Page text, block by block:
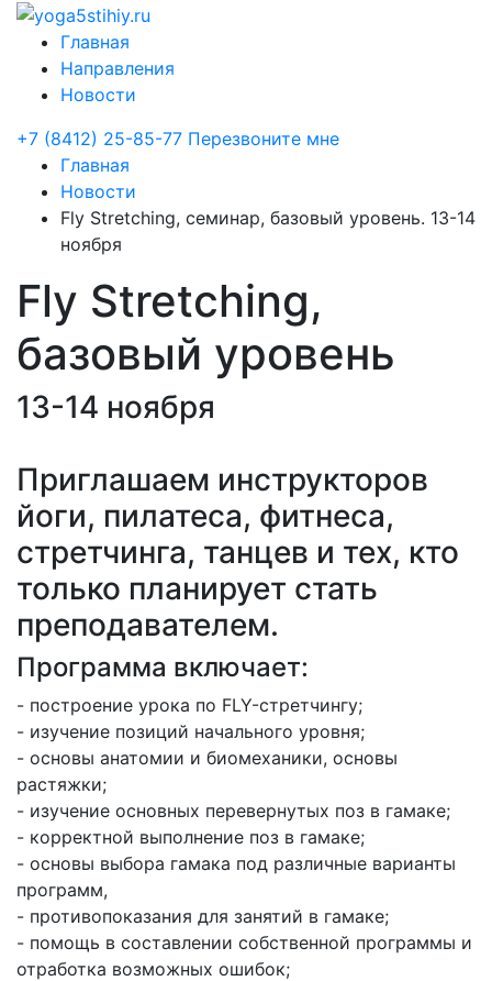
Главная
Направления
Новости
+7 (8412) 25-85-77 Перезвоните мне
Главная
Новости
Fly Stretching, семинар, базовый уровень. 13-14
ноября
Fly Stretching,
базовый уровень
13-14 ноября
Приглашаем инструкторов
йоги, пилатеса, фитнеса,
стретчинга, танцев и тех, кто
только планирует стать
преподавателем.
Программа включает:
- построение урока по FLY-стретчингу;
- изучение позиций начального уровня;
- основы анатомии и биомеханики, основы
растяжки;
- изучение основных перевернутых поз в гамаке;
- корректной выполнение поз в гамаке;
- основы выбора гамака под различные варианты
программ,
- противопоказания для занятий в гамаке;
- помощь в составлении собственной программы и
отработка возможных ошибок;